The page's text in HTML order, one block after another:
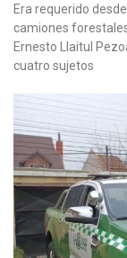
Era requerido
camiones
Ernesto Llaitul
cuatro sujetos